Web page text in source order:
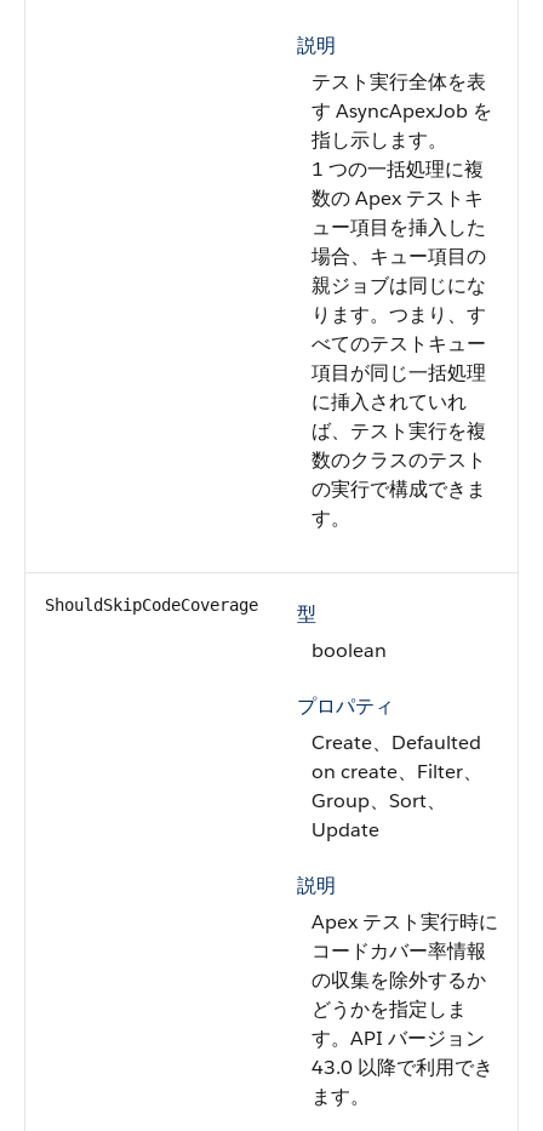
説明
テスト実行全体を表
す AsyncApexJob を
指し示します。
1 つの一括処理に複
数の Apex テストキ
ュー項目を挿入した
場合、キュー項目の
親ジョブは同じにな
ります。つまり、す
べてのテストキュー
項目が同じ一括処理
に挿入されていれ
ば、テスト実行を複
数のクラスのテスト
の実行で構成できま
す。
ShouldSkipCodeCoverage
型
boolean
プロパティ
Create、Defaulted
on create、Filter、
Group、Sort、
Update
説明
Apex テスト実行時に
コードカバー率情報
の収集を除外するか
どうかを指定しま
す。API バージョン
43.0 以降で利用でき
ます。